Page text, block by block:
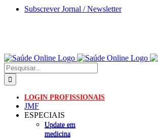
Skip
Subscrever Jornal / Newsletter
Pesquisar
LOGIN PROFISSIONAIS
JMF
ESPECIAIS
Update em
medicina